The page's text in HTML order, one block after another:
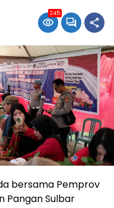
245
bersama Pemprov
Pangan Sulbar